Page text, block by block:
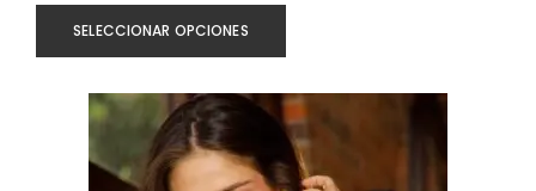
SELECCIONAR OPCIONES